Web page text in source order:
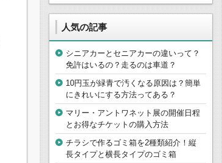
人気の記事
シニアカーとセニアカーの違いって？
免許はいるの？走るのは車道？
10円玉が緑青で汚くなる原因は？簡単
にきれいにする方法ってある？
マリー・アントワネット展の開催日程
とお得なチケットの購入方法
チラシで作るゴミ箱を2種類紹介！縦
長タイプと横長タイプのゴミ箱